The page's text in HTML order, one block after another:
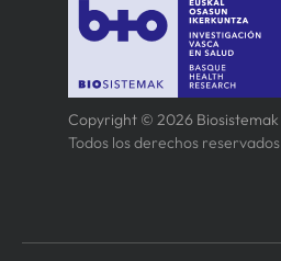
Copyright © 2026 Biosistemak
Todos los derechos reservados